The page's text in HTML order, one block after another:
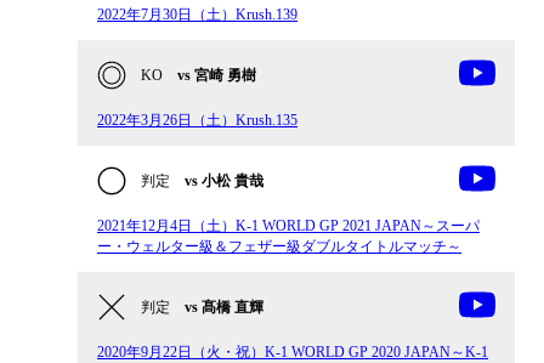
2022年7月30日（土）Krush.139
KO vs 宮崎 勇樹
2022年3月26日（土）Krush.135
判定 vs 小松 貴哉
2021年12月4日（土）K-1 WORLD GP 2021 JAPAN～スーパ
ー・ウェルター級＆フェザー級ダブルタイトルマッチ～
判定 vs 髙橋 直輝
2020年9月22日（火・祝）K-1 WORLD GP 2020 JAPAN～K-1